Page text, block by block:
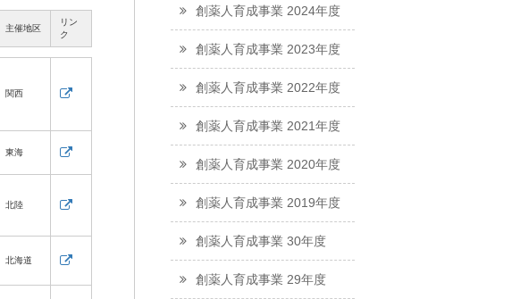
創薬人育成事業 2024年度
創薬人育成事業 2023年度
創薬人育成事業 2022年度
創薬人育成事業 2021年度
創薬人育成事業 2020年度
創薬人育成事業 2019年度
創薬人育成事業 30年度
創薬人育成事業 29年度
主催地区
リン
ク
関西
東海
北陸
北海道